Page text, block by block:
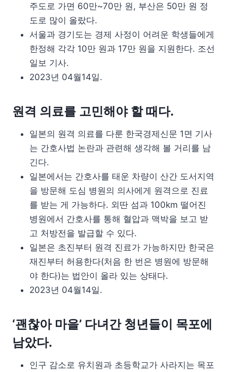
주도로 가면 60만~70만 원, 부산은 50만 원 정
도로 많이 올랐다.
서울과 경기도는 경제 사정이 어려운 학생들에게
한정해 각각 10만 원과 17만 원을 지원한다. 조선
일보 기사.
2023년 04월14일.
원격 의료를 고민해야 할 때다.
일본의 원격 의료를 다룬 한국경제신문 1면 기사
는 간호사법 논란과 관련해 생각해 볼 거리를 남
긴다.
일본에서는 간호사를 태운 차량이 산간 도서지역
을 방문해 도심 병원의 의사에게 원격으로 진료
를 받는 게 가능하다. 외딴 섬과 100km 떨어진
병원에서 간호사를 통해 혈압과 맥박을 보고 받
고 처방전을 발급할 수 있다.
일본은 초진부터 원격 진료가 가능하지만 한국은
재진부터 허용한다(처음 한 번은 병원에 방문해
야 한다)는 법안이 올라 있는 상태다.
2023년 04월14일.
‘괜찮아 마을’ 다녀간 청년들이 목포에
남았다.
인구 감소로 유치원과 초등학교가 사라지는 목포